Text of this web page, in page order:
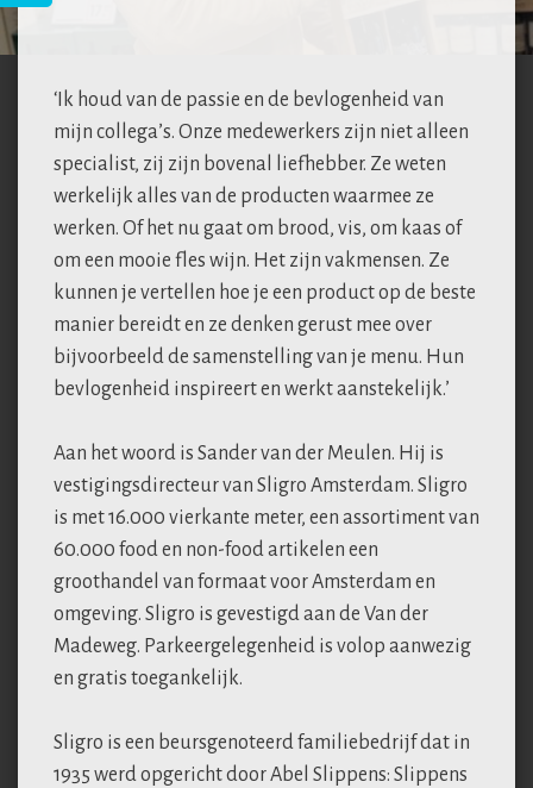
‘Ik houd van de passie en de bevlogenheid van
mijn collega’s. Onze medewerkers zijn niet alleen
specialist, zij zijn bovenal liefhebber. Ze weten
werkelijk alles van de producten waarmee ze
werken. Of het nu gaat om brood, vis, om kaas of
om een mooie fles wijn. Het zijn vakmensen. Ze
kunnen je vertellen hoe je een product op de beste
manier bereidt en ze denken gerust mee over
bijvoorbeeld de samenstelling van je menu. Hun
bevlogenheid inspireert en werkt aanstekelijk.’
Aan het woord is Sander van der Meulen. Hij is
vestigingsdirecteur van Sligro Amsterdam. Sligro
is met 16.000 vierkante meter, een assortiment van
60.000 food en non-food artikelen een
groothandel van formaat voor Amsterdam en
omgeving. Sligro is gevestigd aan de Van der
Madeweg. Parkeergelegenheid is volop aanwezig
en gratis toegankelijk.
Sligro is een beursgenoteerd familiebedrijf dat in
1935 werd opgericht door Abel Slippens: Slippens